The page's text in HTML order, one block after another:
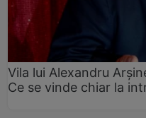
Vila lui Alexandru
Ce se vinde chiar la